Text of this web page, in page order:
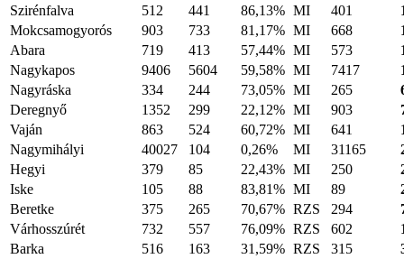
Szirénfalva
512 441 86,13% MI 401
Mokcsamogyorós
903 733 81,17% MI 668
Abara
719 413 57,44% MI 573
Nagykapos
9406 5604 59,58% MI 7417
Nagyráska
334 244 73,05% MI 265
Deregnyő
1352 299 22,12% MI 903
Vaján
863 524 60,72% MI 641
Nagymihályi
40027 104 0,26% MI 31165
Hegyi
379 85 22,43% MI 250
Iske
105 88 83,81% MI 89
Beretke
375 265 70,67% RZS 294
Várhosszúrét
732 557 76,09% RZS 602
Barka
516 163 31,59% RZS 315